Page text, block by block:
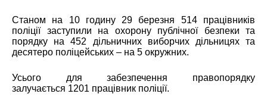
Станом на 10 годину 29 березня 514 працівників
поліції заступили на охорону публічної безпеки та
порядку на 452 дільничних виборчих дільницях та
десятеро поліцейських – на 5 окружних.
Усього для забезпечення правопорядку
залучається 1201 працівник поліції.